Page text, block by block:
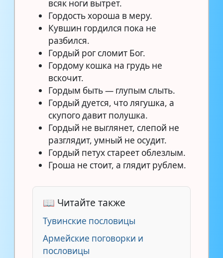
всяк ноги вытрет.
Гордость хороша в меру.
Кувшин гордился пока не
разбился.
Гордый рог сломит Бог.
Гордому кошка на грудь не
вскочит.
Гордым быть — глупым слыть.
Гордый дуется, что лягушка, а
скупого давит полушка.
Гордый не выглянет, слепой не
разглядит, умный не осудит.
Гордый петух стареет облезлым.
Гроша не стоит, а глядит рублем.
📖 Читайте также
Тувинские пословицы
Армейские поговорки и
пословицы